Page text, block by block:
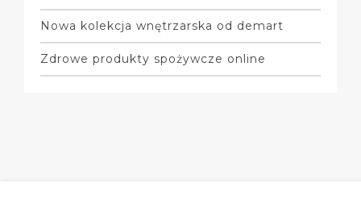
Nowa kolekcja wnętrzarska od demart
Zdrowe produkty spożywcze online